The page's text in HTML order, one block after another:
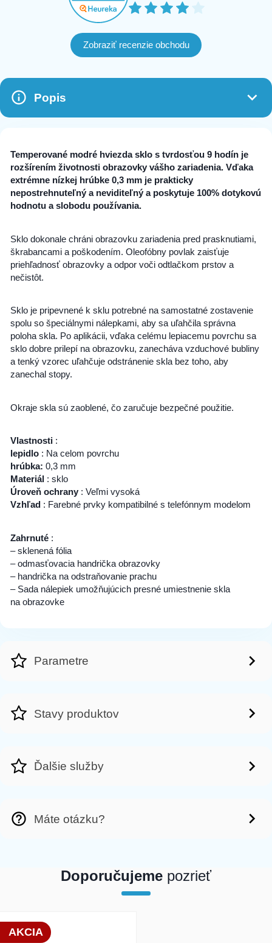
Zobraziť recenzie obchodu
Popis
Temperované modré hviezda sklo s tvrdosťou 9 hodín je
rozšírením životnosti obrazovky vášho zariadenia. Vďaka
extrémne nízkej hrúbke 0,3 mm je prakticky
nepostrehnuteľný a neviditeľný a poskytuje 100% dotykovú
hodnotu a slobodu používania.
Sklo dokonale chráni obrazovku zariadenia pred prasknutiami,
škrabancami a poškodením. Oleofóbny povlak zaisťuje
priehľadnosť obrazovky a odpor voči odtlačkom prstov a
nečistôt.
Sklo je pripevnené k sklu potrebné na samostatné zostavenie
spolu so špeciálnymi nálepkami, aby sa uľahčila správna
poloha skla. Po aplikácii, vďaka celému lepiacemu povrchu sa
sklo dobre prilepí na obrazovku, zanecháva vzduchové bubliny
a tenký vzorec uľahčuje odstránenie skla bez toho, aby
zanechal stopy.
Okraje skla sú zaoblené, čo zaručuje bezpečné použitie.
Vlastnosti :
lepidlo : Na celom povrchu
hrúbka: 0,3 mm
Materiál : sklo
Úroveň ochrany : Veľmi vysoká
Vzhľad : Farebné prvky kompatibilné s telefónnym modelom
Zahrnuté :
– sklenená fólia
– odmasťovacia handrička obrazovky
– handrička na odstraňovanie prachu
– Sada nálepiek umožňujúcich presné umiestnenie skla
na obrazovke
Parametre
Stavy produktov
Ďalšie služby
Máte otázku?
Doporučujeme pozrieť
AKCIA